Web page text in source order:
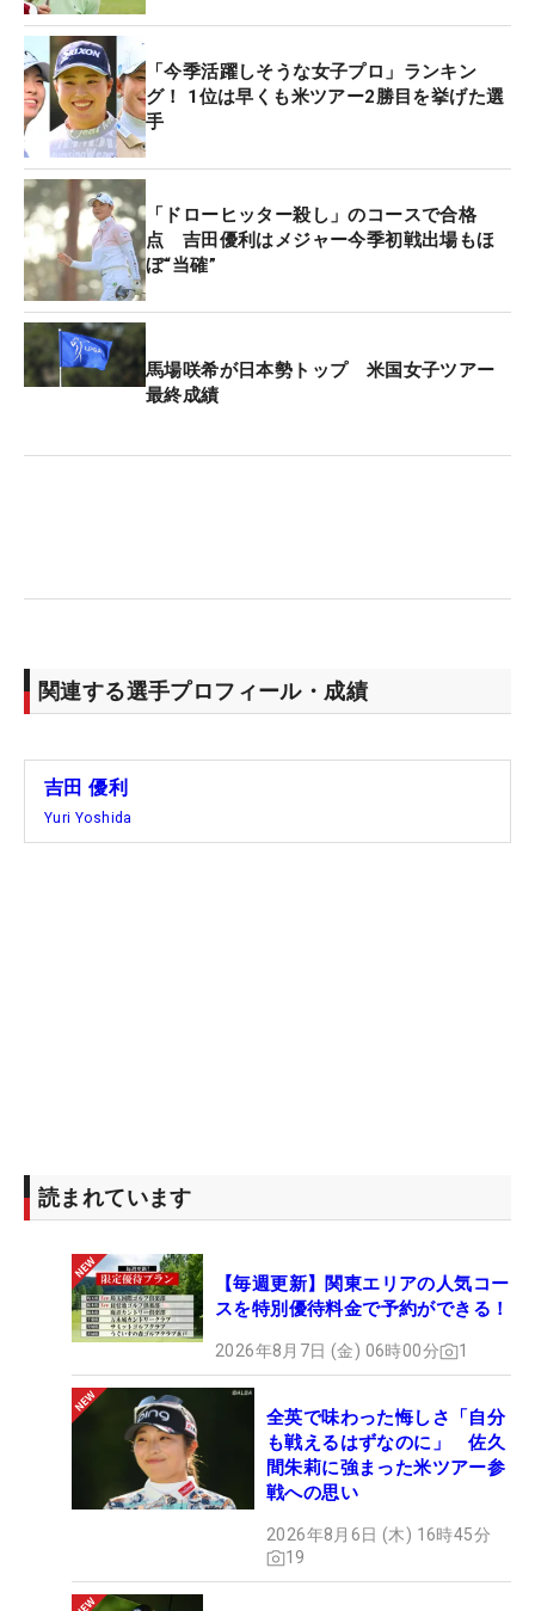
「今季活躍しそうな女子プロ」ランキン
グ！ 1位は早くも米ツアー2勝目を挙げた選
手
「ドローヒッター殺し」のコースで合格
点 吉田優利はメジャー今季初戦出場もほ
ぼ“当確”
馬場咲希が日本勢トップ 米国女子ツアー
最終成績
関連する選手プロフィール・成績
吉田 優利
Yuri Yoshida
読まれています
【毎週更新】関東エリアの人気コー
スを特別優待料金で予約ができる！
2026年8月7日 (金) 06時00分 1
全英で味わった悔しさ「自分
も戦えるはずなのに」 佐久
間朱莉に強まった米ツアー参
戦への思い
2026年8月6日 (木) 16時45分
19